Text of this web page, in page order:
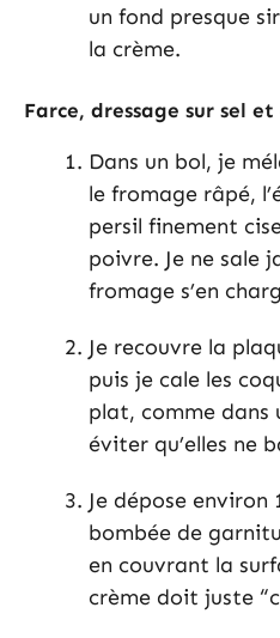
un fond presque
la crème.
Farce, dressage sur sel
Dans un bol, je
le fromage râpé,
persil finement
poivre. Je ne sale
fromage s’en
Je recouvre la
puis je cale les
plat, comme
éviter qu’elles ne
Je dépose environ
bombée de
en couvrant la
crème doit juste